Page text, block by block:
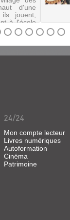
d'une
ils jouent,
à l'école
24/24
Mon compte lecteur
Livres numériques
Autoformation
Cinéma
Patrimoine